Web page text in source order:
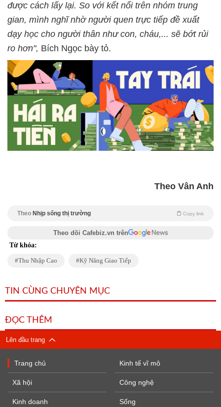
được cách lấy lại. So với kết nối trên nhóm trung
gian, mình nghĩ nhờ người quen trực tiếp đề xuất
dạy học cho người thân như con, cháu,... sẽ bớt rủi
ro hơn", Bích Ngọc bày tỏ.
Theo Vân Anh
Theo Nhịp sống thị trường Copy link
Theo dõi Cafebiz.vn trên
Từ khóa:
Thu Nhập Cao Kỹ Năng Giao Tiếp
TIN CÙNG CHUYÊN MỤC
ĐỌC THÊM
Lên đầu trang
Trang chủ
Xã hội
Kinh doanh
Kinh tế vĩ mô
Công nghệ
Sống